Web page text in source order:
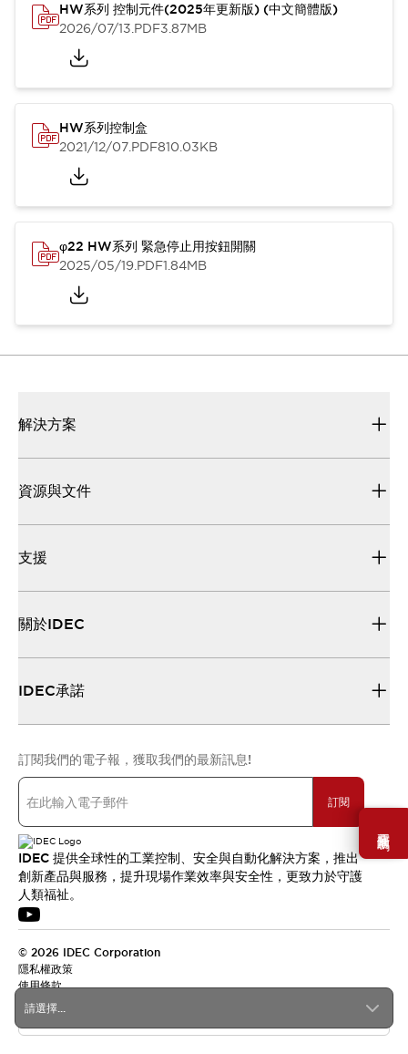
需要幫助嗎？
HW系列 控制元件(2025年更新版) (中文簡體版)
2026/07/13.PDF3.87MB
HW系列控制盒
2021/12/07.PDF810.03KB
φ22 HW系列 緊急停止用按鈕開關
2025/05/19.PDF1.84MB
請選擇...
解決方案
資源與文件
支援
關於IDEC
IDEC承諾
訂閱我們的電子報，獲取我們的最新訊息!
訂閱
IDEC 提供全球性的工業控制、安全與自動化解決方案，推出
創新產品與服務，提升現場作業效率與安全性，更致力於守護
人類福祉。
© 2026 IDEC Corporation
隱私權政策
使用條款
台灣